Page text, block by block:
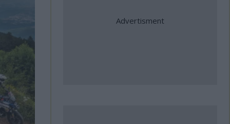
31 Ιούλιος, 2026